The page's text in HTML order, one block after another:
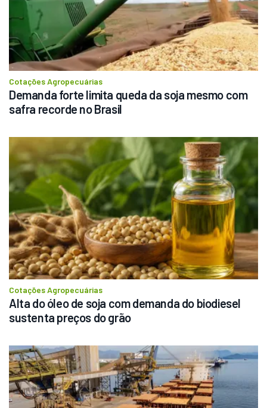
Cotações Agropecuárias
Demanda forte limita queda da soja mesmo com
safra recorde no Brasil
Cotações Agropecuárias
Alta do óleo de soja com demanda do biodiesel
sustenta preços do grão